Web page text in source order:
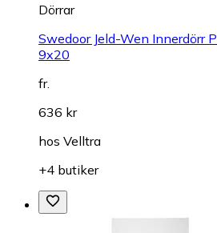
Dörrar
Swedoor Jeld-Wen Innerdörr
9x20
fr.
636 kr
hos Velltra
+4 butiker